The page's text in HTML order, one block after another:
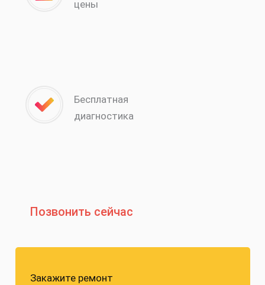
цены
Бесплатная
диагностика
Позвонить сейчас
Закажите ремонт